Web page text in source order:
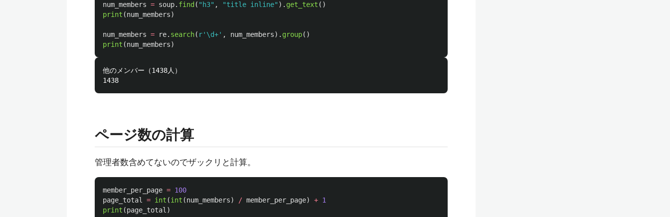
num_members = soup. find ( " h3" , "title inline" ). get_text ()
print (num_members)
num_members = re. search( r' \d+' , num_members). group()
print (num_members)
他のメンバー（1438人）
ページ数の計算
管理者数含めてないのでザックリと計算。
member_per_page = 100
page_total
= int (int (num_members) / member_per_page) + 1
print (page_total )